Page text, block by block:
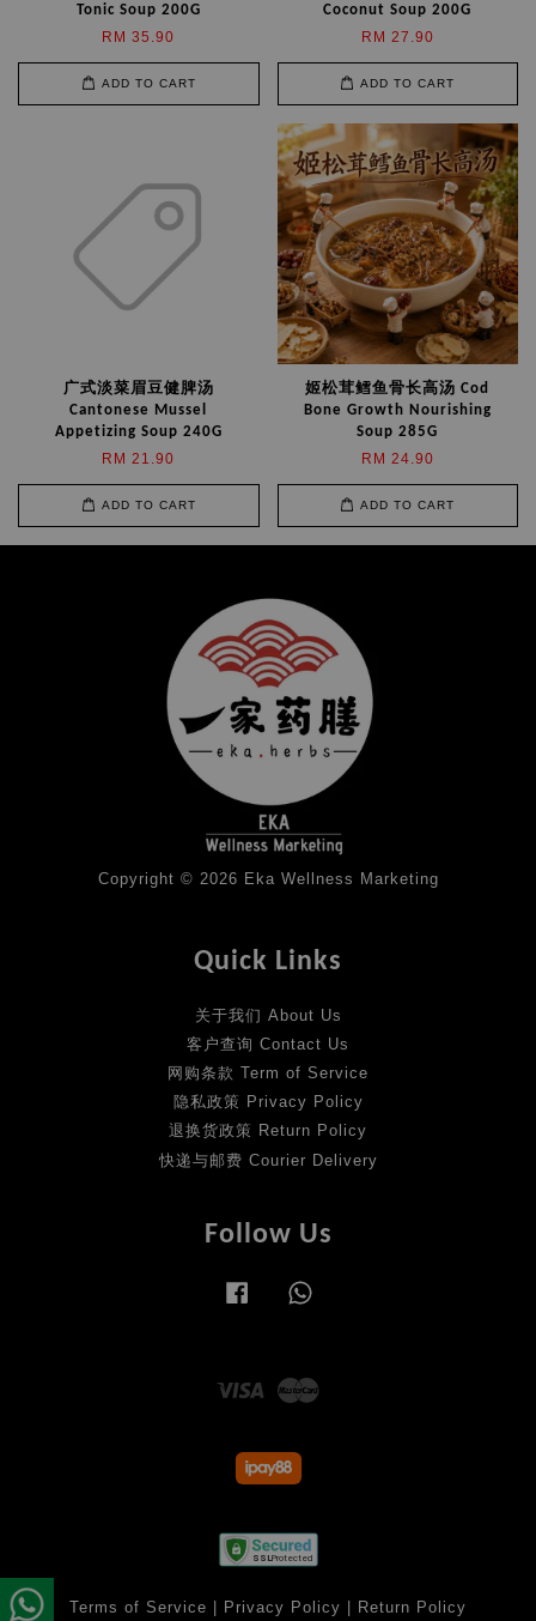
Tonic Soup 200G
RM 35.90
ADD TO CART
Coconut Soup 200G
RM 27.90
ADD TO CART
广式淡菜眉豆健脾汤
Cantonese Mussel
Appetizing Soup 240G
RM 21.90
ADD TO CART
姬松茸鳕鱼骨长高汤 Cod
Bone Growth Nourishing
Soup 285G
RM 24.90
ADD TO CART
Copyright © 2026 Eka Wellness Marketing
Quick Links
关于我们 About Us
客户查询 Contact Us
网购条款 Term of Service
隐私政策 Privacy Policy
退换货政策 Return Policy
快递与邮费 Courier Delivery
Follow Us
Facebook
Visa
Terms of Service Privacy Policy Return Policy